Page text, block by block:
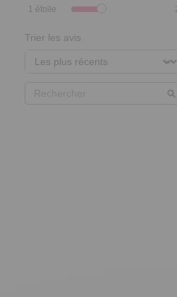
1 étoile
Trier les avis